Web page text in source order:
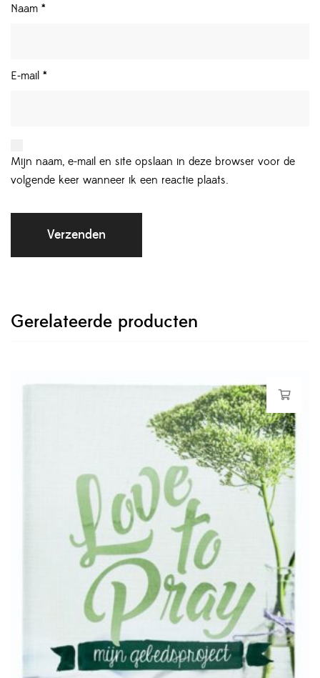
Naam *
E-mail *
Mijn naam, e-mail en site opslaan in deze browser voor de
volgende keer wanneer ik een reactie plaats.
Gerelateerde producten